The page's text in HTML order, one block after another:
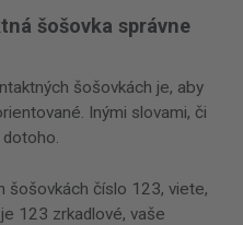
šošovka správne
šošovkách je, aby
Inými slovami, či
šošovkách číslo 123, viete,
123 zrkadlové, vaše